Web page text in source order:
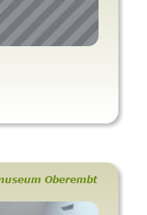
Oberembt